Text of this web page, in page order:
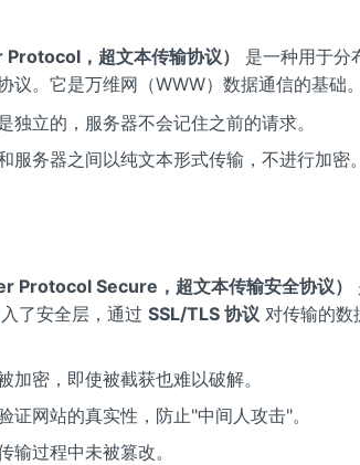
，超文本传输协议）
是一种用于分
议。它是万维网（WWW）数据通信的基础
独立的，服务器不会记住之前的请求。
服务器之间以纯文本形式传输，不进行加密
Protocol Secure，超文本传输安全协议）
了安全层，通过SSL/TLS 协议 对传输的数
加密，即使被截获也难以破解。
证网站的真实性，防止"中间人攻击"。
输过程中未被篡改。